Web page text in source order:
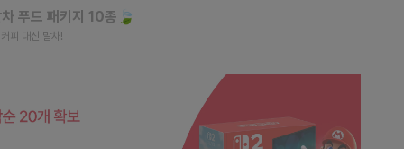
푸드 패키지 10종🍃
피 대신 말차!